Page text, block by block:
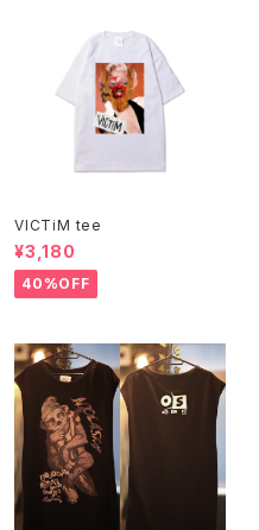
VICTiM tee
¥3,180
40%OFF